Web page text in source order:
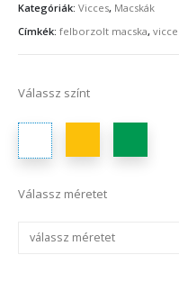
Kategóriák: Vicces, Macskák
Címkék: felborzolt macska,
Válassz színt
Válassz méretet